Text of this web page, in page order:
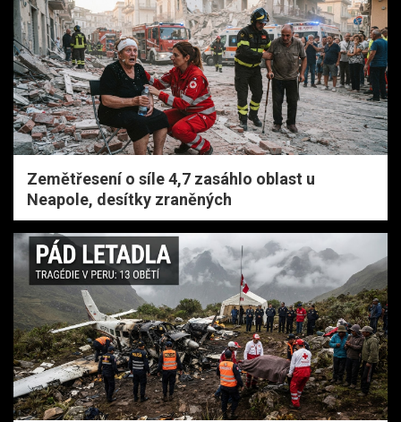
Zemětřesení o síle 4,7 zasáhlo oblast u
Neapole, desítky zraněných